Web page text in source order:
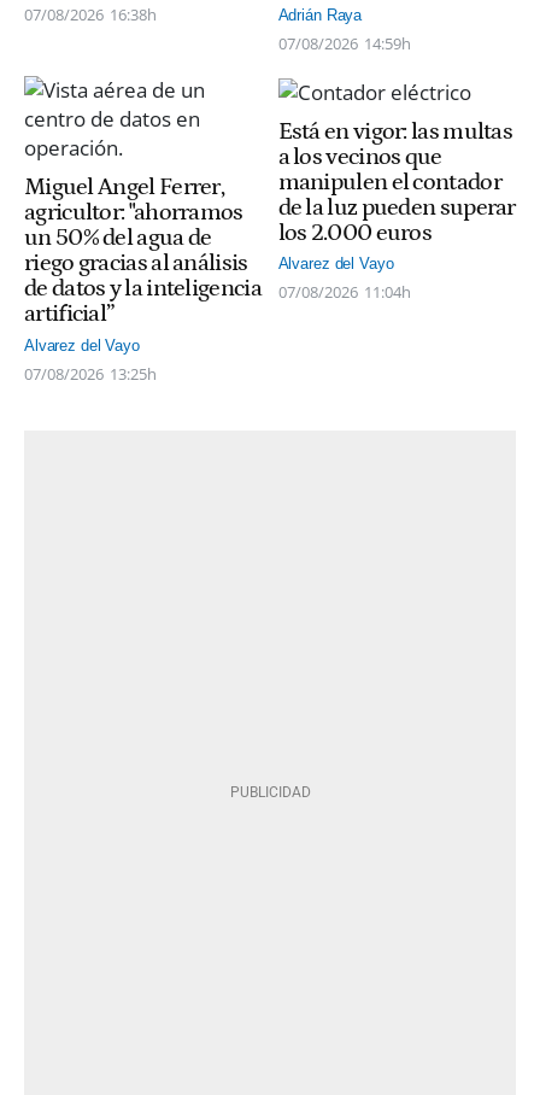
07/08/2026 16:38h Adrián Raya
07/08/2026 14:59h
Miguel Angel Ferrer,
agricultor: "ahorramos
un 50% del agua de
riego gracias al análisis
de datos y la inteligencia
artificial”
Alvarez del Vayo
07/08/2026 13:25h
Está en vigor: las multas
a los vecinos que
manipulen el contador
de la luz pueden superar
los 2.000 euros
Alvarez del Vayo
07/08/2026 11:04h